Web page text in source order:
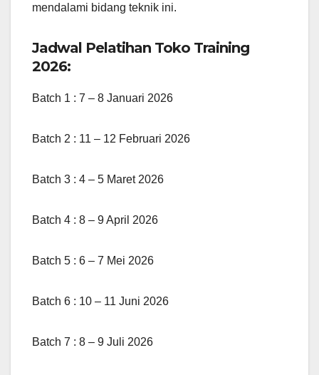
mendalami bidang teknik ini.
Jadwal Pelatihan Toko Training
2026:
Batch 1 : 7 – 8 Januari 2026
Batch 2 : 11 – 12 Februari 2026
Batch 3 : 4 – 5 Maret 2026
Batch 4 : 8 – 9 April 2026
Batch 5 : 6 – 7 Mei 2026
Batch 6 : 10 – 11 Juni 2026
Batch 7 : 8 – 9 Juli 2026